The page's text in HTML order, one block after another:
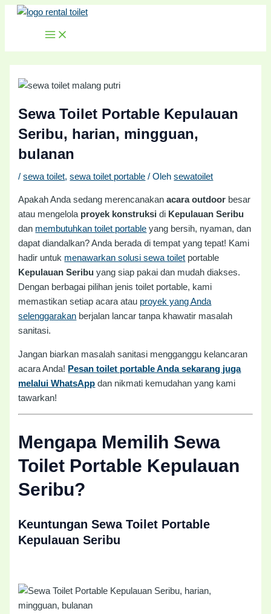
Lewati
MAIN
MENU
Sewa Toilet Portable Kepulauan
Seribu, harian, mingguan,
bulanan
/sewa toilet,sewa toilet portable / Olehsewatoilet
Apakah Anda sedang merencanakanacara outdoor besar
atau mengelola proyek konstruksi di Kepulauan Seribu
dan membutuhkan toilet portable yang bersih, nyaman, dan
dapat diandalkan? Anda berada di tempat yang tepat! Kami
hadir untuk menawarkan solusi sewa toilet portable
Kepulauan Seribuyang siap pakai dan mudah diakses.
Dengan berbagai pilihan jenis toilet portable, kami
memastikan setiap acara atau proyek yang Anda
selenggarakan berjalan lancar tanpa khawatir masalah
sanitasi.
Jangan biarkan masalah sanitasi mengganggu kelancaran
acara Anda! Pesan toilet portable Anda sekarang juga
melalui WhatsApp dan nikmati kemudahan yang kami
tawarkan!
Mengapa Memilih Sewa
Toilet Portable Kepulauan
Seribu?
Keuntungan Sewa Toilet Portable
Kepulauan Seribu
Post